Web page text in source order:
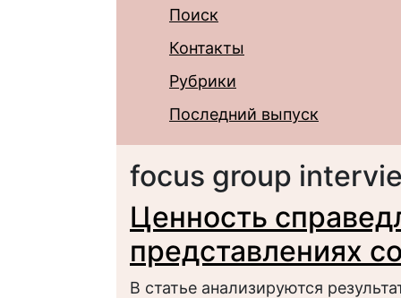
Поиск
Контакты
Рубрики
Последний выпуск
focus group
Ценность
представлениях
В статье анализируются